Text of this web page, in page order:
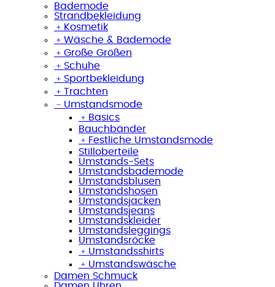
Bademode
Strandbekleidung
﹢ Kosmetik
﹢ Wäsche & Bademode
﹢ Große Größen
﹢ Schuhe
﹢ Sportbekleidung
﹢ Trachten
﹣ Umstandsmode
﹢ Basics
Bauchbänder
﹢ Festliche Umstandsmode
Stilloberteile
Umstands-Sets
Umstandsbademode
Umstandsblusen
Umstandshosen
Umstandsjacken
Umstandsjeans
Umstandskleider
Umstandsleggings
Umstandsröcke
﹢ Umstandsshirts
﹢ Umstandswäsche
Damen Schmuck